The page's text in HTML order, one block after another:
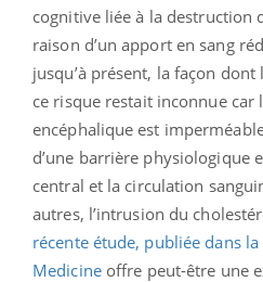
cognitive liée à la destruction
raison d’un apport en sang
jusqu’à présent, la façon
ce risque restait inconnue
encéphalique est
d’une barrière physiologique
central et la circulation
autres, l’intrusion du
récente étude, publiée dans la
Medicineoffre peut-être une